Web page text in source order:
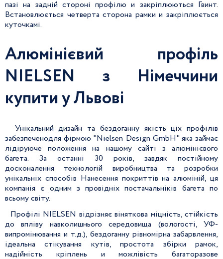
пазі на задній стороні профілю и закріплюються Гвинт.
Встановлюється четверта сторона рамки и закріплюється
куточкамі.
Алюмінієвий профіль
NIELSEN з Німеччини
купити у Львові
Унікальний дизайн та бездоганну якість ціх профілів
забезпеченодля фірмою "Nielsen Design GmbH" яка займає
лідіруюче положення на нашому сайті з алюмінієвого
багета. За останні 30 років, завдяк постійному
досконалення технологій виробництва та розробки
унікальніх способів Нанесення покриттів на алюміній, ця
компанія є одним з провідніх постачальніків багета по
всьому світу.
Профілі NIELSEN відрізняє віняткова міцність, стійкість
до впліву навколишнього середовища (вологості, УФ-
випромінювання и т.д.), бездоганну рівномірна забарвлення,
ідеальна стікування кутів, простота збірки рамок,
надійність кріплень и можлівість багаторазове